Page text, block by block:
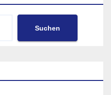
Suchen